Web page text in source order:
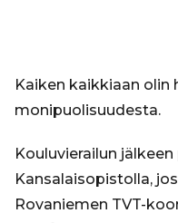
Kaiken kaikkiaan
monipuolisuudesta.
Kouluvierailun
Kansalaisopistolla,
Rovaniemen TVT-